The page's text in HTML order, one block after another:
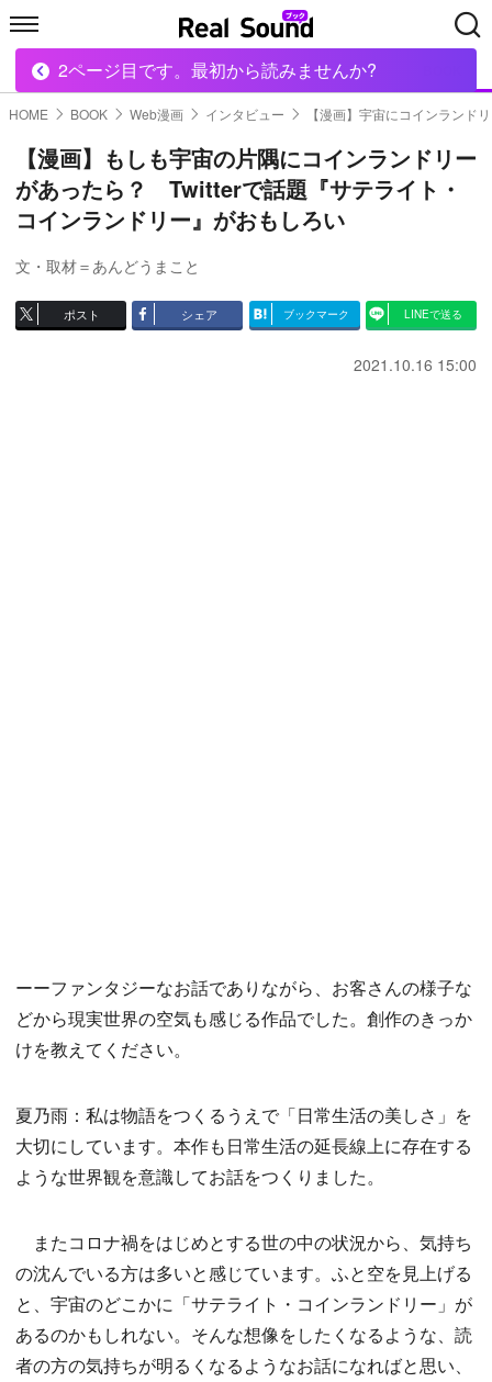
HOME MUSIC MOVIE TECH
HOME BOOK Web漫画 インタビュー 【漫画】宇宙にコインランド
【漫画】もしも宇宙の片隅にコインランドリー
があったら？ Twitterで話題『サテライト・
コインランドリー』がおもしろい
文・取材＝あんどうまこと
ポスト シェア ブックマーク LINEで送る
2021.10.16 15:00
ーーファンタジーなお話でありながら、お客さんの様子な
どから現実世界の空気も感じる作品でした。創作のきっか
けを教えてください。
夏乃雨：私は物語をつくるうえで「日常生活の美しさ」を
大切にしています。本作も日常生活の延長線上に存在する
ような世界観を意識してお話をつくりました。
またコロナ禍をはじめとする世の中の状況から、気持ち
の沈んでいる方は多いと感じています。ふと空を見上げる
と、宇宙のどこかに「サテライト・コインランドリー」が
あるのかもしれない。そんな想像をしたくなるような、読
者の方の気持ちが明るくなるようなお話になればと思い、
2ページ目です。最初から読みませんか?